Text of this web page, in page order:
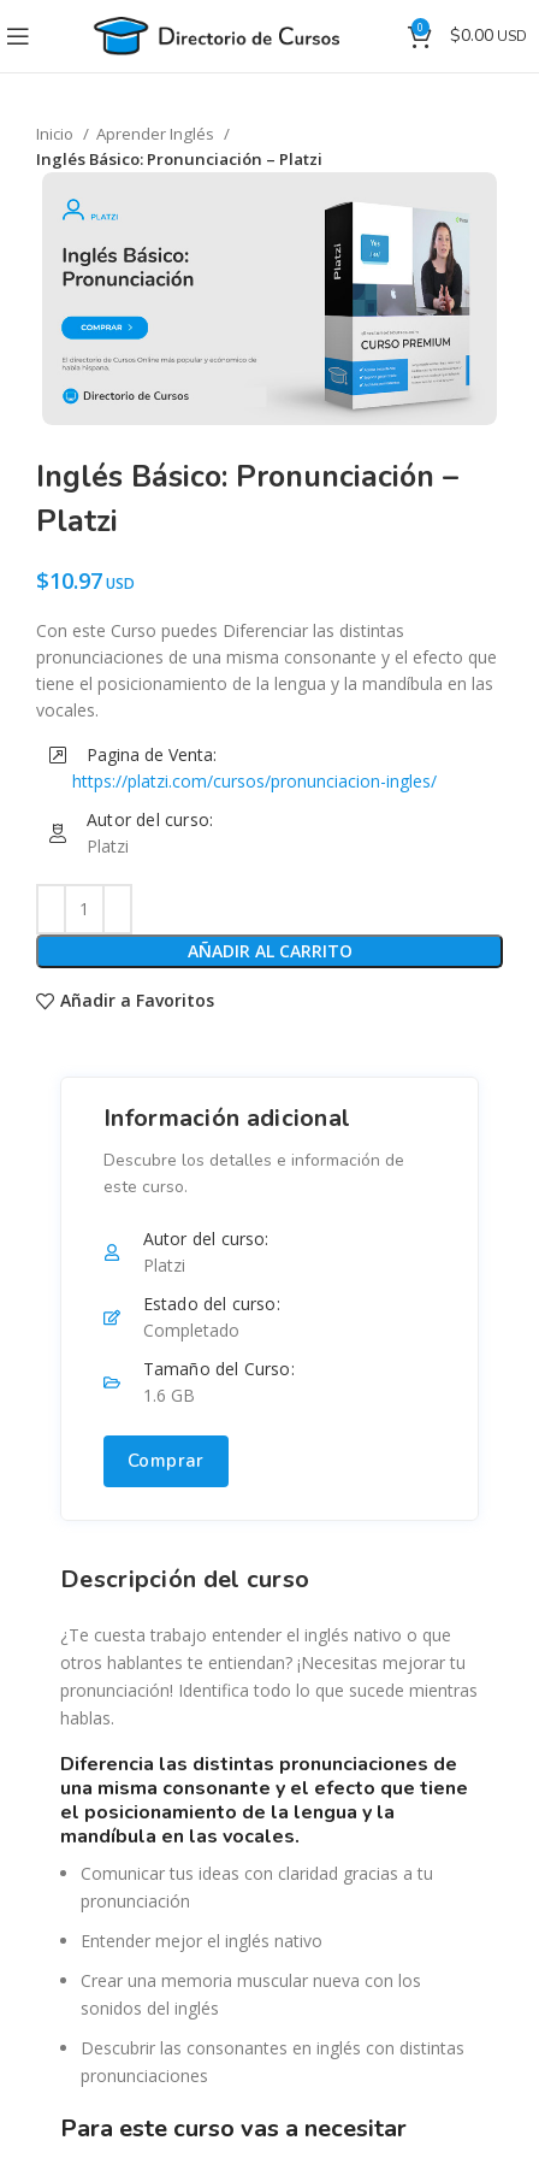
0 $0.00
Inicio
Aprender Inglés
Inglés Básico: Pronunciación – Platzi
Inglés Básico: Pronunciación –
Platzi
$10.97
Con este Curso puedes Diferenciar las distintas
pronunciaciones de una misma consonante y el efecto que
tiene el posicionamiento de la lengua y la mandíbula en las
vocales.
Pagina de Venta:
https://platzi.com/cursos/pronunciacion-ingles/
Autor del curso:
Platzi
AÑADIR AL CARRITO
Añadir a Favoritos
Descripción del curso
¿Te cuesta trabajo entender el inglés nativo o que
otros hablantes te entiendan? ¡Necesitas mejorar tu
pronunciación! Identifica todo lo que sucede mientras
hablas.
diferencia las distintas pronunciaciones de
una misma consonante y el efecto que tiene
el posicionamiento de la lengua y la
mandíbula en las vocales.
Comunicar tus ideas con claridad gracias a tu
pronunciación
Entender mejor el inglés nativo
Crear una memoria muscular nueva con los
sonidos del inglés
Descubrir las consonantes en inglés con distintas
pronunciaciones
para este curso vas a necesitar
Información adicional
Descubre los detalles e información de
este curso.
Autor del curso:
Platzi
Estado del curso:
Completado
Tamaño del Curso:
1.6 GB
Comprar